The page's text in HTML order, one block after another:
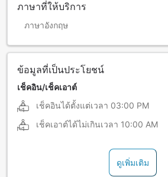
ภาษาที่ให้บริการ
ภาษาอังกฤษ
ข้อมูลที่เป็นประโยชน์
เช็คอิน/เช็คเอาต์
เช็คอินได้ตั้งแต่เวลา 03:00 PM
เช็คเอาต์ได้ไม่เกินเวลา 10:00 AM
ดูเพิ่มเติม